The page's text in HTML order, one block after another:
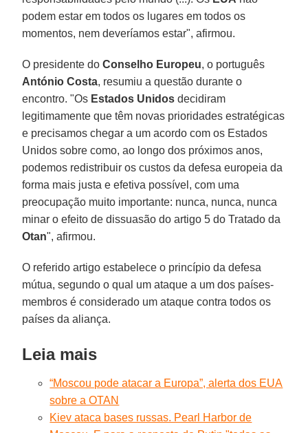
podem estar em todos os lugares em todos os
momentos, nem deveríamos estar", afirmou.
O presidente doConselho Europeu, o português
António Costa, resumiu a questão durante o
encontro. "Os Estados Unidos decidiram
legitimamente que têm novas prioridades estratégicas
e precisamos chegar a um acordo com os Estados
Unidos sobre como, ao longo dos próximos anos,
podemos redistribuir os custos da defesa europeia da
forma mais justa e efetiva possível, com uma
preocupação muito importante: nunca, nunca, nunca
minar o efeito de dissuasão do artigo 5 do Tratado da
Otan", afirmou.
O referido artigo estabelece o princípio da defesa
mútua, segundo o qual um ataque a um dos países-
membros é considerado um ataque contra todos os
países da aliança.
Leia mais
“Moscou pode atacar a Europa”, alerta dos EUA
sobre a OTAN
Kiev ataca bases russas. Pearl Harbor de